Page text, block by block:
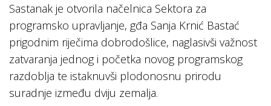
Sastanak je otvorila načelnica Sektora za
programsko upravljanje, gđa Sanja Krnić Bastać
prigodnim riječima dobrodošlice, naglasivši važnost
zatvaranja jednog i početka novog programskog
razdoblja te istaknuvši plodonosnu prirodu
suradnje između dviju zemalja.